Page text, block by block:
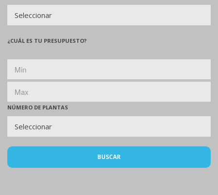
¿CUÁL ES TU PRESUPUESTO?
NÚMERO DE PLANTAS
BUSCAR